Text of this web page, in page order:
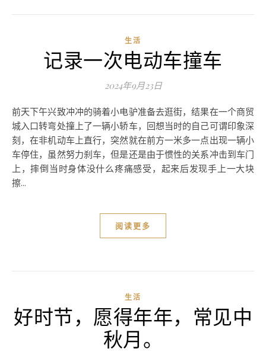
生活
记录一次电动车撞车
2024年9月23日
前天下午兴致冲冲的骑着小电驴准备去逛街，结果在一个商贸
城入口转弯处撞上了一辆小轿车，回想当时的自己可谓印象深
刻，在非机动车上直行，突然就在前方一米多一点出现一辆小
车停住，虽然努力刹车，但是还是由于惯性的关系冲击到车门
上，摔倒当时身体没什么疼痛感受，起来后发现手上一大块
擦...
阅读更多
生活
好时节，愿得年年，常见中
秋月。